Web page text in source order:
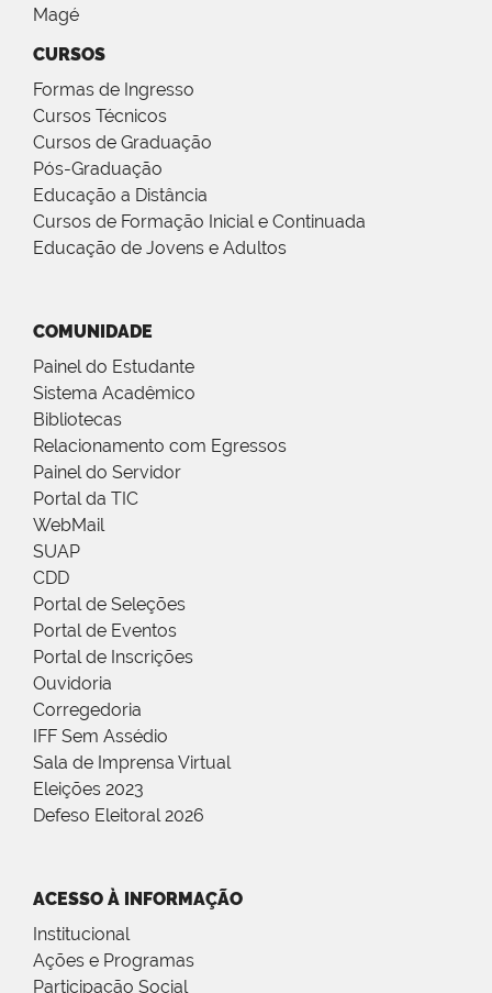
Magé
CURSOS
Formas de Ingresso
Cursos Técnicos
Cursos de Graduação
Pós-Graduação
Educação a Distância
Cursos de Formação Inicial e Continuada
Educação de Jovens e Adultos
COMUNIDADE
Painel do Estudante
Sistema Acadêmico
Bibliotecas
Relacionamento com Egressos
Painel do Servidor
Portal da TIC
WebMail
SUAP
CDD
Portal de Seleções
Portal de Eventos
Portal de Inscrições
Ouvidoria
Corregedoria
IFF Sem Assédio
Sala de Imprensa Virtual
Eleições 2023
Defeso Eleitoral 2026
ACESSO À INFORMAÇÃO
Institucional
Ações e Programas
Participação Social